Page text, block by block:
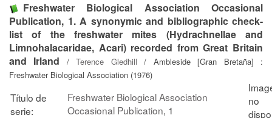
Freshwater Biological Association Occasional
Publication, 1. A synonymic and bibliographic check-
list of the freshwater mites (Hydrachnellae and
Limnohalacaridae, Acari) recorded from Great Britain
and Irland /Terence Gledhill / Ambleside [Gran Bretaña] :
Freshwater Biological Association (1976)
Título de
serie:
Freshwater Biological Association
Occasional Publication, 1